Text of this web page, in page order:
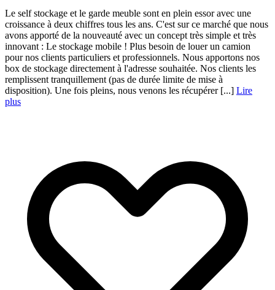
Le self stockage et le garde meuble sont en plein essor avec une
croissance à deux chiffres tous les ans. C'est sur ce marché que nous
avons apporté de la nouveauté avec un concept très simple et très
innovant : Le stockage mobile ! Plus besoin de louer un camion
pour nos clients particuliers et professionnels. Nous apportons nos
box de stockage directement à l'adresse souhaitée. Nos clients les
remplissent tranquillement (pas de durée limite de mise à
disposition). Une fois pleins, nous venons les récupérer [...] Lire
plus